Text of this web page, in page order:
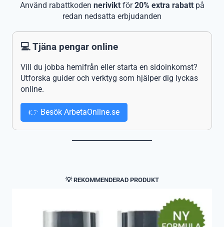
Använd rabattkoden neriviktför20% extra rabattpå
redan nedsatta erbjudanden
💻 Tjäna pengar online
Vill du jobba hemifrån eller starta en sidoinkomst?
Utforska guider och verktyg som hjälper dig lyckas
online.
👉 Besök ArbetaOnline.se
💡 REKOMMENDERAD PRODUKT